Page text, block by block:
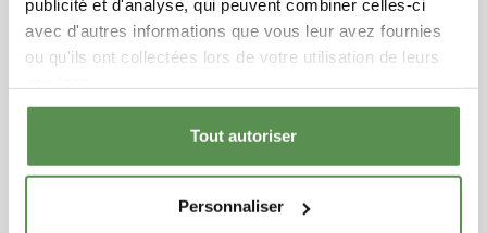
publicité et d'analyse, qui peuvent combiner celles-ci
avec d'autres informations que vous leur avez fournies
ou qu'ils ont collectées lors de votre utilisation de leurs
Tout autoriser
Personnaliser
Associer un robot à des
résistantes à la sécheresse